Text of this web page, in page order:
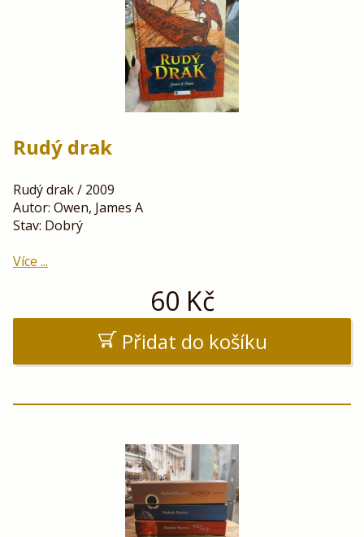
Rudý drak
Rudý drak / 2009
Autor: Owen, James A
Stav: Dobrý
Více ...
60 Kč
Přidat do košíku